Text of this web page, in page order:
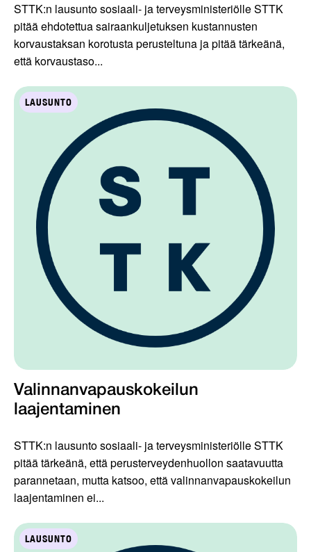
STTK:n lausunto sosiaali- ja terveysministeriölle STTK
pitää ehdotettua sairaankuljetuksen kustannusten
korvaustaksan korotusta perusteltuna ja pitää tärkeänä,
että korvaustaso...
LAUSUNTO
Valinnanvapauskokeilun
laajentaminen
STTK:n lausunto sosiaali- ja terveysministeriölle STTK
pitää tärkeänä, että perusterveydenhuollon saatavuutta
parannetaan, mutta katsoo, että valinnanvapauskokeilun
laajentaminen ei...
LAUSUNTO